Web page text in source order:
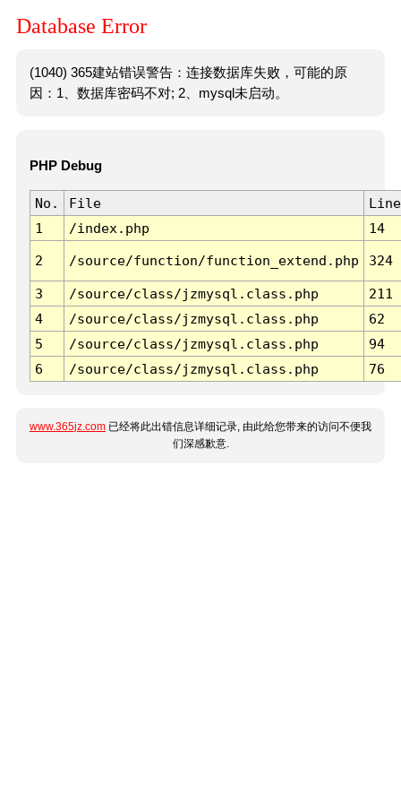
Database Error
(1040) 365建站错误警告：连接数据库失败，可能的原
因：1、数据库密码不对; 2、mysql未启动。
PHP Debug
No. File
Line
1
/index.php 14
2 /source/function/function_extend.php 324
3 /source/class/jzmysql.class.php
211
4
/source/class/jzmysql.class.php
62
5
/source/class/jzmysql.class.php
94
6
/source/class/jzmysql.class.php 76
www.365jz.com 已经将此出错信息详细记录, 由此给您带来的访问不便我
们深感歉意.